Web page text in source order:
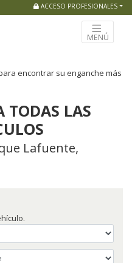
ACCESO PROFESIONALES
MENÚ
encontrar su enganche más
TODAS LAS
Lafuente,